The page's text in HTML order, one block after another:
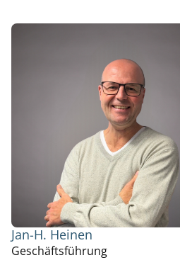
Jan-H. Heinen
Geschäftsführung